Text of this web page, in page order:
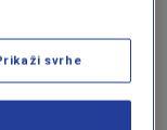
bila
s
više puta u
svrhe